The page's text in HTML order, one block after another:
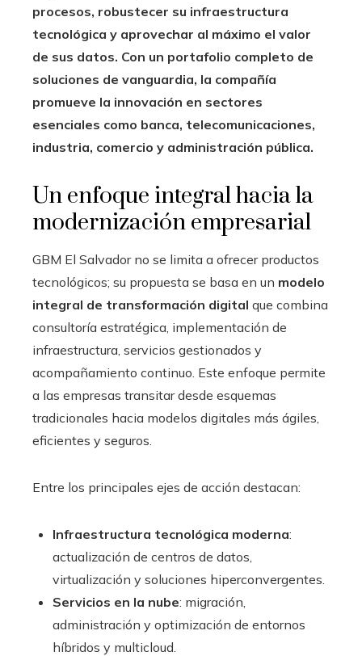
procesos, robustecer su infraestructura
tecnológica y aprovechar al máximo el valor
de sus datos. Con un portafolio completo de
soluciones de vanguardia, la compañía
promueve la innovación en sectores
esenciales como banca, telecomunicaciones,
industria, comercio y administración pública.
Un enfoque integral hacia la
modernización empresarial
GBM El Salvador no se limita a ofrecer productos
tecnológicos; su propuesta se basa en un modelo
integral de transformación digital que combina
consultoría estratégica, implementación de
infraestructura, servicios gestionados y
acompañamiento continuo. Este enfoque permite
a las empresas transitar desde esquemas
tradicionales hacia modelos digitales más ágiles,
eficientes y seguros.
Entre los principales ejes de acción destacan:
Infraestructura tecnológica moderna:
actualización de centros de datos,
virtualización y soluciones hiperconvergentes.
Servicios en la nube: migración,
administración y optimización de entornos
híbridos y multicloud.